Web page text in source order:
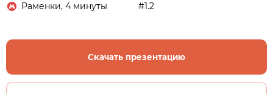
Раменки, 4 минуты
#1.2
Скачать презентацию